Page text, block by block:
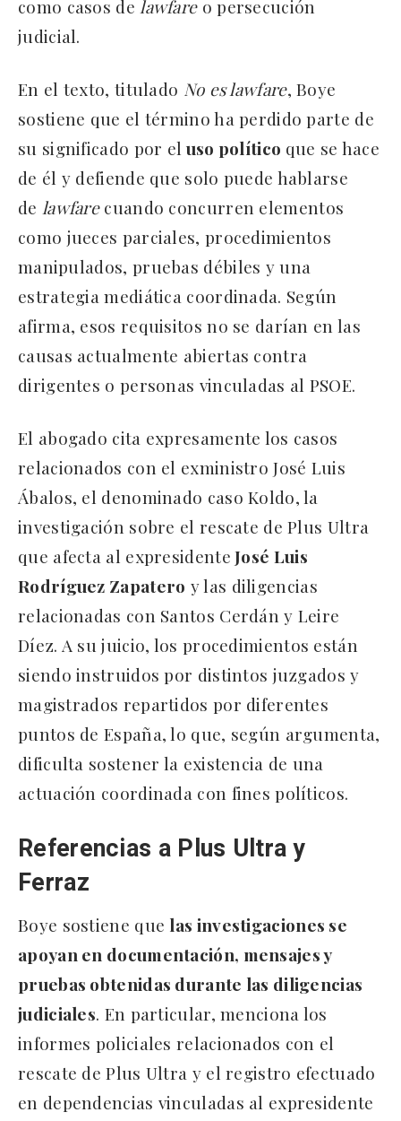
como casos de lawfareo persecución
judicial.
En el texto, titulado No es lawfare, Boye
sostiene que el término ha perdido parte de
su significado por el uso político que se hace
de él y defiende que solo puede hablarse
de lawfarecuando concurren elementos
como jueces parciales, procedimientos
manipulados, pruebas débiles y una
estrategia mediática coordinada. Según
afirma, esos requisitos no se darían en las
causas actualmente abiertas contra
dirigentes o personas vinculadas al PSOE.
El abogado cita expresamente los casos
relacionados con el exministro José Luis
Ábalos, el denominado caso Koldo, la
investigación sobre el rescate de Plus Ultra
que afecta al expresidenteJosé Luis
Rodríguez Zapatero y las diligencias
relacionadas con Santos Cerdán y Leire
Díez. A su juicio, los procedimientos están
siendo instruidos por distintos juzgados y
magistrados repartidos por diferentes
puntos de España, lo que, según argumenta,
dificulta sostener la existencia de una
actuación coordinada con fines políticos.
Referencias a Plus Ultra y
Ferraz
Boye sostiene que las investigaciones se
apoyan en documentación, mensajes y
pruebas obtenidas durante las diligencias
judiciales. En particular, menciona los
informes policiales relacionados con el
rescate de Plus Ultra y el registro efectuado
en dependencias vinculadas al expresidente